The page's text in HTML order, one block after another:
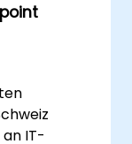
IT-